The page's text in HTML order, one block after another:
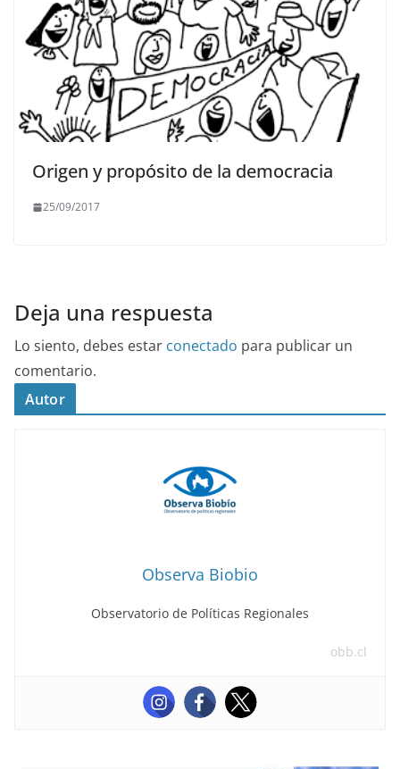
Origen y propósito de la democracia
25/09/2017
Deja una respuesta
Lo siento, debes estar conectado para publicar un
comentario.
Autor
Observa Biobio
Observatorio de Políticas Regionales
obb.cl